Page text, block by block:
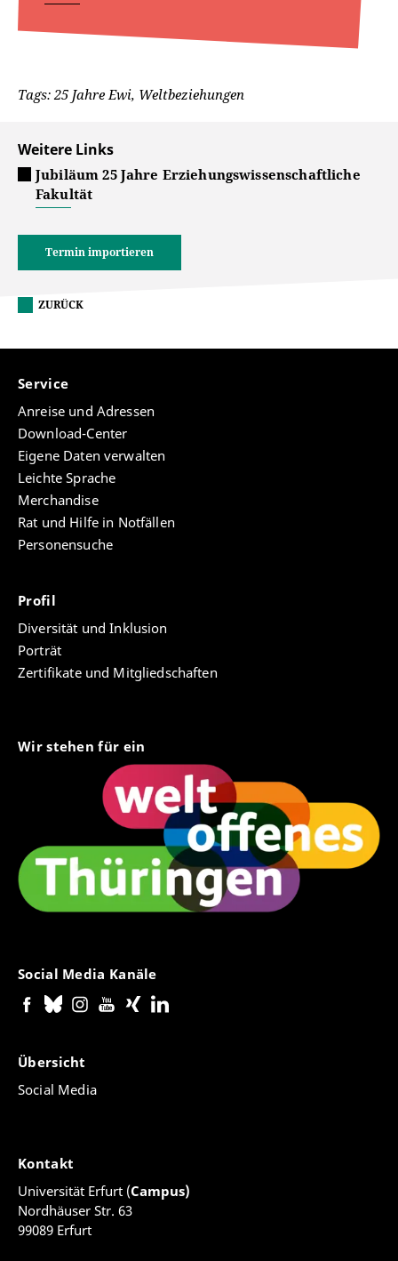
Tags: 25 Jahre Ewi, Weltbeziehungen
Weitere Links
Jubiläum 25 Jahre Erziehungswissenschaftliche
Fakultät
Termin importieren
ZURÜCK
Service
Anreise und Adressen
Download-Center
Eigene Daten verwalten
Leichte Sprache
Merchandise
Rat und Hilfe in Notfällen
Personensuche
Profil
Diversität und Inklusion
Porträt
Zertifikate und Mitgliedschaften
Wir stehen für ein
Social Media Kanäle
Übersicht
Social Media
Kontakt
Universität Erfurt (Campus)
Nordhäuser Str. 63
99089 Erfurt